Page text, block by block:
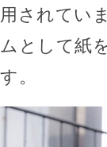
用されてい
ムとして紙
す。